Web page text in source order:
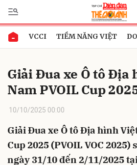
VCCI TIỀM NĂNG VIỆT
Giải Đua xe Ô tô Địa
Nam PVOIL Cup
10/10/2025 00:00
Giải Đua xe Ô tô Địa hình
Cup 2025 (PVOIL VOC 2025)
ngày 31/10 đến 2/11/2025
Gửi bình luận